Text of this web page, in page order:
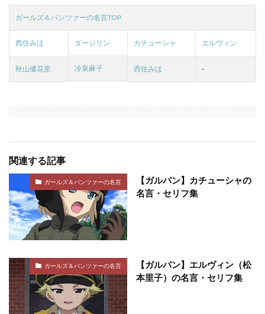
ガールズ＆パンツァーの名言TOP
西住みほ ダージリン カチューシャ エルヴィン
秋山優花里 冷泉麻子 西住みほ -
関連する記事
ガールズ＆パンツァーの名言
【ガルパン】カチューシャの
名言・セリフ集
ガールズ＆パンツァーの名言
【ガルパン】エルヴィン（松
本里子）の名言・セリフ集